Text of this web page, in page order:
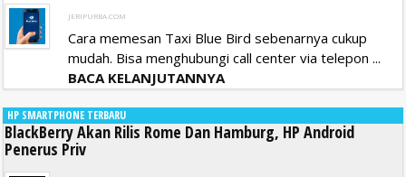
JERIPURBA.COM
Cara memesan Taxi Blue Bird sebenarnya cukup
mudah. Bisa menghubungi call center via telepon ...
BACA KELANJUTANNYA
HP SMARTPHONE TERBARU
BlackBerry Akan Rilis Rome Dan Hamburg, HP Android
Penerus Priv